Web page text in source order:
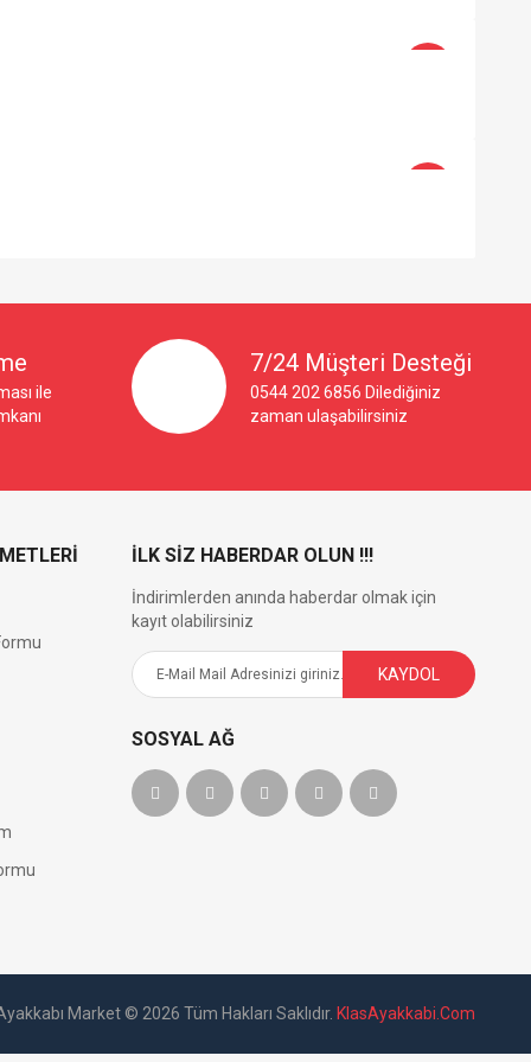
ile
7/24 Müşteri Desteği
0544 202 6856 Dilediğiniz
zaman ulaşabilirsiniz
İLK SİZ HABERDAR OLUN !!!
İndirimlerden anında haberdar olmak için
kayıt olabilirsiniz
KAYDOL
SOSYAL AĞ
Market © 2026 Tüm Hakları Saklıdır. KlasAyakkabi.Com